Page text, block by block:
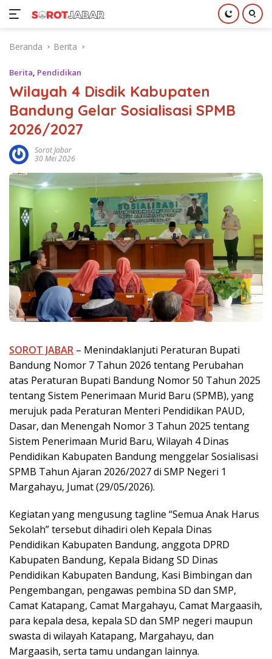
Beranda Berita
Berita, Pendidikan
Wilayah 4 Disdik Kabupaten
Bandung Gelar Sosialisasi SPMB
2026/2027
Sorot Jabar
30 Mei 2026
SOROT JABAR – Menindaklanjuti Peraturan Bupati
Bandung Nomor 7 Tahun 2026 tentang Perubahan
atas Peraturan Bupati Bandung Nomor 50 Tahun 2025
tentang Sistem Penerimaan Murid Baru (SPMB), yang
merujuk pada Peraturan Menteri Pendidikan PAUD,
Dasar, dan Menengah Nomor 3 Tahun 2025 tentang
Sistem Penerimaan Murid Baru, Wilayah 4 Dinas
Pendidikan Kabupaten Bandung menggelar Sosialisasi
SPMB Tahun Ajaran 2026/2027 di SMP Negeri 1
Margahayu, Jumat (29/05/2026).
Kegiatan yang mengusung tagline “Semua Anak Harus
Sekolah” tersebut dihadiri oleh Kepala Dinas
Pendidikan Kabupaten Bandung, anggota DPRD
Kabupaten Bandung, Kepala Bidang SD Dinas
Pendidikan Kabupaten Bandung, Kasi Bimbingan dan
Pengembangan, pengawas pembina SD dan SMP,
Camat Katapang, Camat Margahayu, Camat Margaasih,
para kepala desa, kepala SD dan SMP negeri maupun
swasta di wilayah Katapang, Margahayu, dan
Margaasih, serta tamu undangan lainnya.